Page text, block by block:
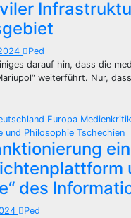
Ped
darauf hin, dass die
weiterführt. Nur,
Europa Medienkritik
und Philosophie Tschechien
des
Ped